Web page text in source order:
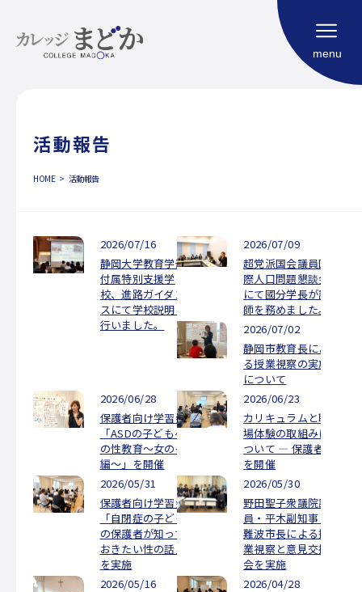
HOME
福祉型大学校
カリキュラム
利用案内
よくある質問
社会生活における自立度評価（SIM）
ご相談申し込み
コンセプト
利用案内
自己評価表・支援プログラム
よくある質問
ご相談申し込み
スタッフ紹介
保護者様の声
menu
活動報告
HOME 活動報告
2026/07/16
静岡大学教育学部
付属特別支援学
校、進路ガイダン
スにて学校説明を
行いました。
2026/07/09
超党派国会議員国
際人口問題懇談会
にて國分学長が講
師を務めました。
2026/07/02
静岡市教育長によ
る授業視察の実施
について
2026/06/28
保護者向け学習会
「ASDの子どもへ
の性教育～女の子
編～」を開催
2026/06/23
カリキュラムと職
場体験の取組みに
ついて ― 保護者会
を開催
2026/05/31
保護者向け学習会
「自閉症の子ども
の保護者が知って
おきたい性の話」
を実施
2026/05/30
野田聖子衆議院議
員・平木副知事・
難波市長による授
業視察と意見交換
会を実施
2026/05/16
2026/04/28